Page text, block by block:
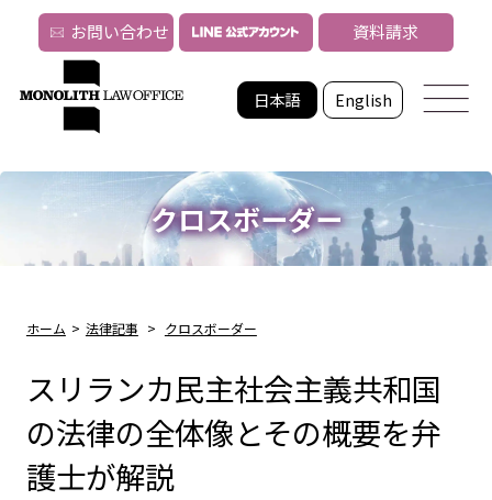
日本語 English
お問い合わせ 資料請求
クロスボーダー
ホーム > 法律記事 > クロスボーダー
スリランカ民主社会主義共和国
の法律の全体像とその概要を弁
護士が解説